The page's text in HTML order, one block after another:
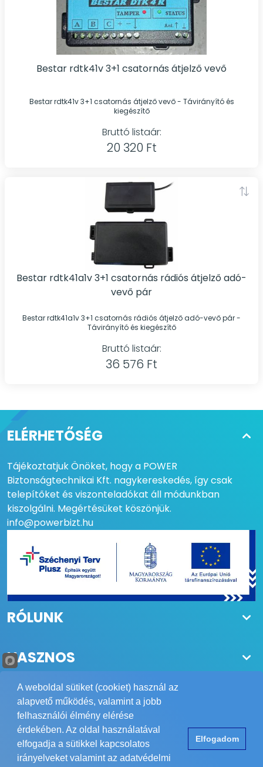
Bestar rdtk41v 3+1 csatornás átjelző vevő
Bestar rdtk41v 3+1 csatornás átjelző vevő - Távirányító és
kiegészítő
Bruttó listaár:
20 320 Ft
Bestar rdtk41a1v 3+1 csatornás rádiós átjelző adó-
vevő pár
Bestar rdtk41a1v 3+1 csatornás rádiós átjelző adó-vevő pár -
Távirányító és kiegészítő
Bruttó listaár:
36 576 Ft
ELÉRHETŐSÉG
Tájékoztatjuk Önöket, hogy a POWER
Biztonságtechnikai Kft. nagykereskedés, így csak
telepítőket és viszonteladókat áll módunkban
kiszolgálni. Megértésüket köszönjük.
info@powerbizt.hu
RÓLUNK
HASZNOS
Copyright © 1984-2026 POWER Biztonságtechnika Kft.
Minden jog fenntartva.
Elérhetőség
ÁSZF Adatvédelem Impresszum
A weboldal sütiket (cookiet) használ az
alapvető működés, valamint a jobb
felhasználói élmény elérése
érdekében. Az oldal használatával
elfogadja a sütikkel kapcsolatos
irányelveket valamint az adatvédelmi
Elfogadom